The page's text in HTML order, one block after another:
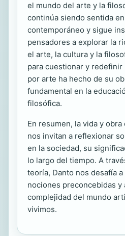
el mundo del arte y la
continúa siendo sentida
contemporáneo y sigue
pensadores a explorar la
el arte, la cultura y la
para cuestionar y
por arte ha hecho de su
fundamental en la
filosófica.
En resumen, la vida y obra
nos invitan a reflexionar
en la sociedad, su
lo largo del tiempo. A
teoría, Danto nos desafía
nociones preconcebidas y
complejidad del mundo
vivimos.